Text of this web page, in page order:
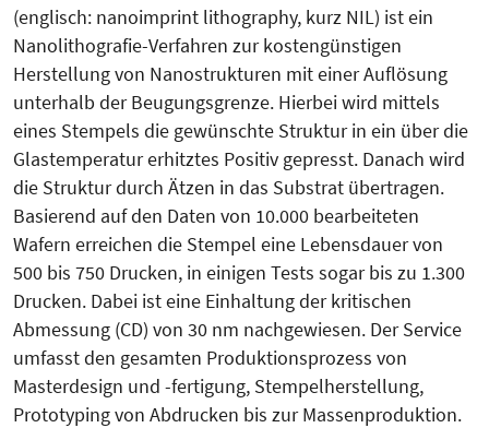
(englisch: nanoimprint lithography, kurz NIL) ist ein
Nanolithografie-Verfahren zur kostengünstigen
Herstellung von Nanostrukturen mit einer Auflösung
unterhalb der Beugungsgrenze. Hierbei wird mittels
eines Stempels die gewünschte Struktur in ein über die
Glastemperatur erhitztes Positiv gepresst. Danach wird
die Struktur durch Ätzen in das Substrat übertragen.
Basierend auf den Daten von 10.000 bearbeiteten
Wafern erreichen die Stempel eine Lebensdauer von
500 bis 750 Drucken, in einigen Tests sogar bis zu 1.300
Drucken. Dabei ist eine Einhaltung der kritischen
Abmessung (CD) von 30 nm nachgewiesen. Der Service
umfasst den gesamten Produktionsprozess von
Masterdesign und -fertigung, Stempelherstellung,
Prototyping von Abdrucken bis zur Massenproduktion.